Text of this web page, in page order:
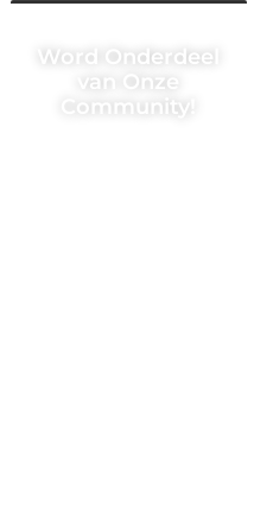
Word Onderdeel
van Onze
Community!